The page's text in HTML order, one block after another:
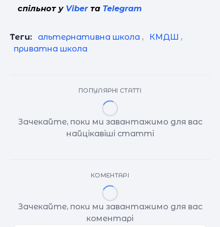
спільнот у Viberта Telegram
Теги: альтернативна школа , КМДШ ,
приватна школа
ПОПУЛЯРНІ СТАТТІ
Зачекайте, поки ми завантажимо для вас
найцікавіші статті
КОМЕНТАРІ
Зачекайте, поки ми завантажимо для вас
коментарі